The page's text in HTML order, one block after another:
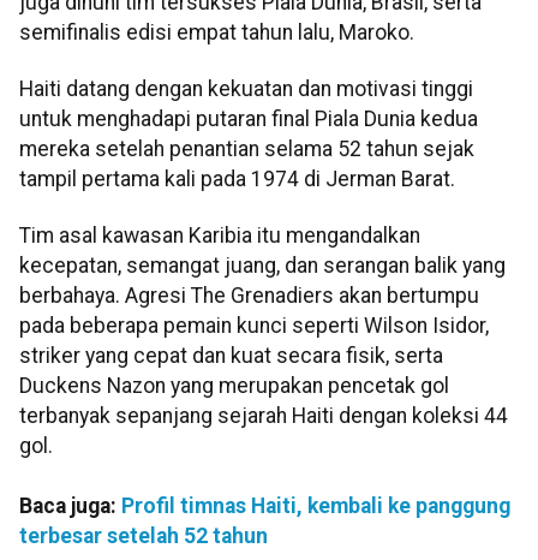
semifinalis edisi empat tahun lalu, Maroko.
Haiti datang dengan kekuatan dan motivasi tinggi
untuk menghadapi putaran final Piala Dunia kedua
mereka setelah penantian selama 52 tahun sejak
tampil pertama kali pada 1974 di Jerman Barat.
Tim asal kawasan Karibia itu mengandalkan
kecepatan, semangat juang, dan serangan balik yang
berbahaya. Agresi The Grenadiers akan bertumpu
pada beberapa pemain kunci seperti Wilson Isidor,
striker yang cepat dan kuat secara fisik, serta
Duckens Nazon yang merupakan pencetak gol
terbanyak sepanjang sejarah Haiti dengan koleksi 44
gol.
Baca juga: Profil timnas Haiti, kembali ke panggung
terbesar setelah 52 tahun